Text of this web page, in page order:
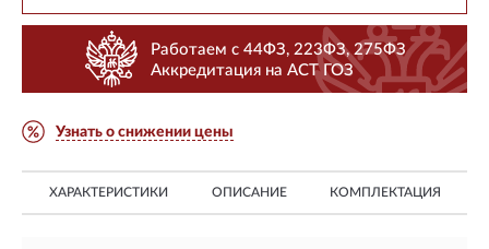
Работаем с 44ФЗ, 223ФЗ, 275ФЗ
Аккредитация на АСТ ГОЗ
Узнать о снижении цены
ХАРАКТЕРИСТИКИ ОПИСАНИЕ КОМПЛЕКТАЦИЯ